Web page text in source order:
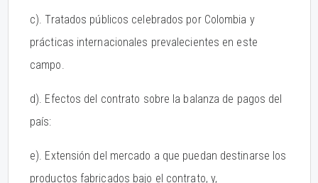
c). Tratados públicos celebrados por Colombia y
prácticas internacionales prevalecientes en este
campo.
d). Efectos del contrato sobre la balanza de pagos del
país:
e). Extensión del mercado a que puedan destinarse los
productos fabricados bajo el contrato, y,